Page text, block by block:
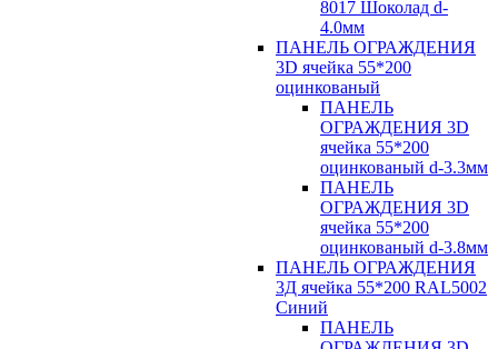
8017 Шоколад d-
4.0мм
ПАНЕЛЬ ОГРАЖДЕНИЯ
3D ячейка 55*200
оцинкованый
ПАНЕЛЬ
ОГРАЖДЕНИЯ 3D
ячейка 55*200
оцинкованый d-3.3мм
ПАНЕЛЬ
ОГРАЖДЕНИЯ 3D
ячейка 55*200
оцинкованый d-3.8мм
ПАНЕЛЬ ОГРАЖДЕНИЯ
3Д ячейка 55*200 RAL5002
Синий
ПАНЕЛЬ